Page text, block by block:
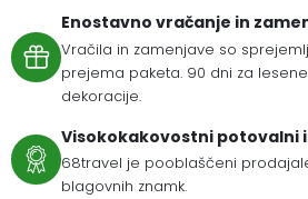
Enostavno vračanje in
Vračila in zamenjave so
prejema paketa. 90 dni za
dekoracije.
Visokokakovostni potovalni
68travel je pooblaščeni
blagovnih znamk.